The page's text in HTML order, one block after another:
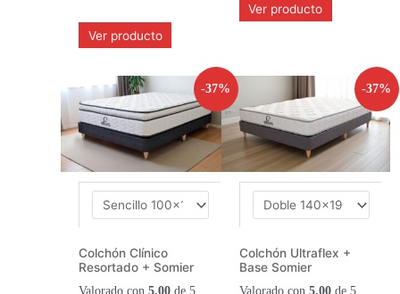
Ver producto
Ver producto
-37%
Colchón Clínico
Resortado + Somier
Valorado con5.00 de 5
-37%
Colchón Ultraflex +
Base Somier
Valorado con5.00 de 5